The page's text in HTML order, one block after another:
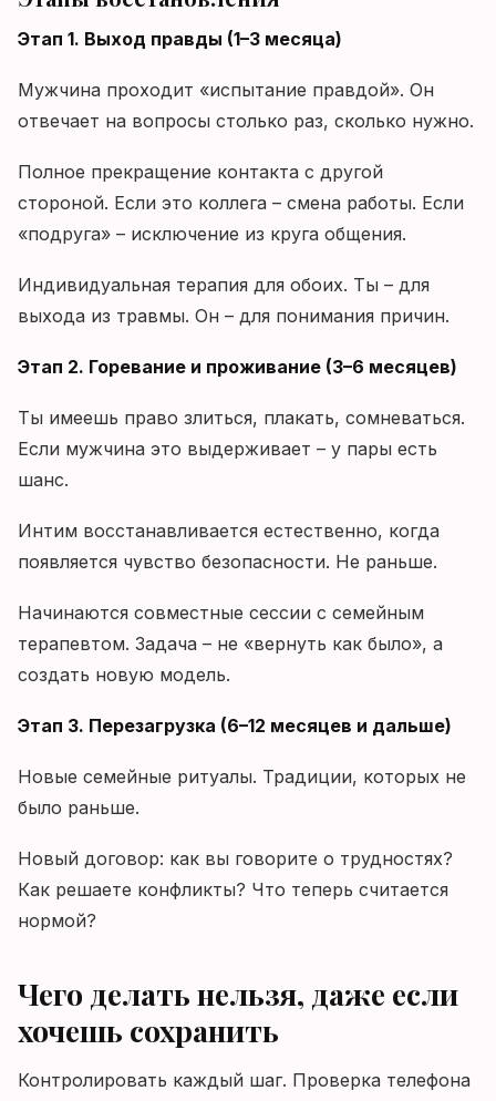
Этап 1. Выход правды (1–3 месяца)
Мужчина проходит «испытание правдой». Он
отвечает на вопросы столько раз, сколько нужно.
Полное прекращение контакта с другой
стороной. Если это коллега – смена работы. Если
«подруга» – исключение из круга общения.
Индивидуальная терапия для обоих. Ты – для
выхода из травмы. Он – для понимания причин.
Этап 2. Горевание и проживание (3–6 месяцев)
Ты имеешь право злиться, плакать, сомневаться.
Если мужчина это выдерживает – у пары есть
шанс.
Интим восстанавливается естественно, когда
появляется чувство безопасности. Не раньше.
Начинаются совместные сессии с семейным
терапевтом. Задача – не «вернуть как было», а
создать новую модель.
Этап 3. Перезагрузка (6–12 месяцев и дальше)
Новые семейные ритуалы. Традиции, которых не
было раньше.
Новый договор: как вы говорите о трудностях?
Как решаете конфликты? Что теперь считается
нормой?
Чего делать нельзя, даже если
хочешь сохранить
Контролировать каждый шаг. Проверка телефона